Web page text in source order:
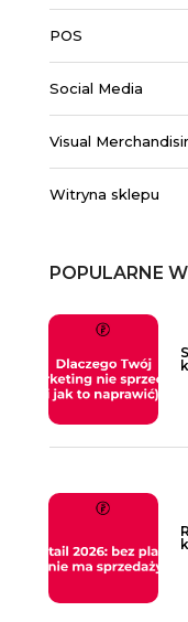
POS
Social Media
Visual
Witryna sklepu
POPULARNE